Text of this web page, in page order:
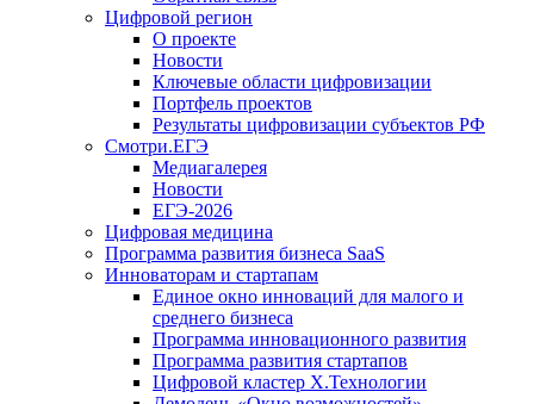
Цифровой регион
О проекте
Новости
Ключевые области цифровизации
Портфель проектов
Результаты цифровизации субъектов РФ
Смотри.ЕГЭ
Медиагалерея
Новости
ЕГЭ-2026
Цифровая медицина
Программа развития бизнеса SaaS
Инноваторам и стартапам
Единое окно инноваций для малого и
среднего бизнеса
Программа инновационного развития
Программа развития стартапов
Цифровой кластер X.Технологии